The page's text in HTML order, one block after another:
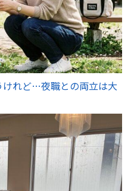
けれど…夜職との両立は大